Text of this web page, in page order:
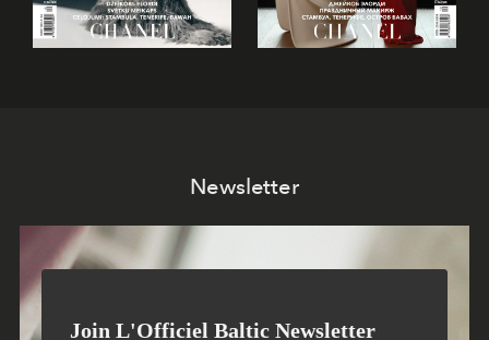
Newsletter